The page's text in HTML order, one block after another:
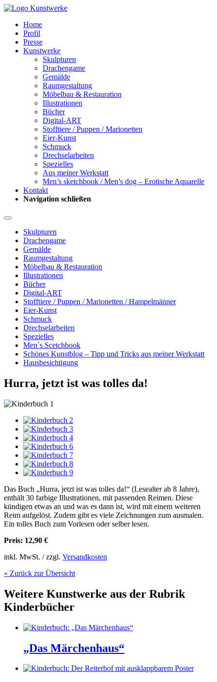
Home
Profil
Presse
Kunstwerke
Skulpturen
Drachengame
Gemälde
Raumgestaltung
Möbelbau & Restauration
Illustrationen
Bücher
Digital-ART
Stofftiere / Puppen / Marionetten
Eier-Kunst
Schmuck
Drechselarbeiten
Spezielles
Aus meiner Werkstatt
Men’s sketchbook / Men’s dog – Erotische Aquarelle
Kontakt
Navigation schließen
Skulpturen
Drachengame
Gemälde
Raumgestaltung
Möbelbau & Restauration
Illustrationen
Bücher
Digital-ART
Stofftiere / Puppen / Marionetten / Hampelmänner
Eier-Kunst
Schmuck
Drechselarbeiten
Spezielles
Men´s Scetchbook
Schönes Kunstblog – Tipp und Tricks aus meiner Werkstatt
Hausbesichtigung
Hurra, jetzt ist was tolles da!
Das Buch „Hurra, jetzt ist was tolles da!“ (Lesealter ab 8 Jahre),
enthält 30 farbige Illustrationen, mit passenden Reimen. Diese
kündigen etwas an und was es dann ist, wird mit einem weiteren
Reim aufgelöst. Zudem gibt es viele Zeichnungen zum ausmalen.
Ein tolles Buch zum Vorlesen oder selber lesen.
Preis: 12,90 €
inkl. MwSt. / zzgl. Versandkosten
« Zurück zur Übersicht
Weitere Kunstwerke aus der Rubrik
Kinderbücher
„Das Märchenhaus“